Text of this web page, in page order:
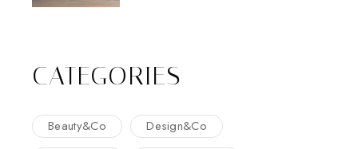
CATEGORIES
Beauty&Co
Design&Co